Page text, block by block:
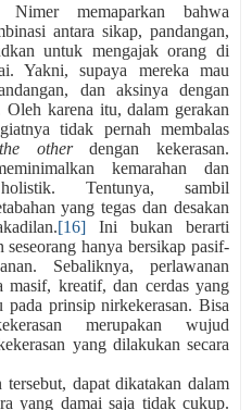
Nimer memaparkan bahwa
antara sikap, pandangan,
untuk mengajak orang di
Yakni, supaya mereka mau
dan aksinya dengan
Oleh karena itu, dalam gerakan
tidak pernah membalas
the otherdengan kekerasan.
kemarahan dan
Tentunya, sambil
yang tegas dan desakan
[16] Ini bukan berarti
seseorang hanya bersikap pasif-
Sebaliknya, perlawanan
masif, kreatif, dan cerdas yang
pada prinsip nirkekerasan. Bisa
merupakan wujud
yang dilakukan secara
tersebut, dapat dikatakan dalam
yang damai saja tidak cukup.